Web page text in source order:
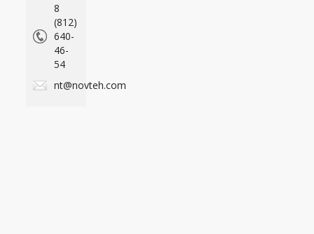
8
(812)
640-
46-
54
nt@novteh.com